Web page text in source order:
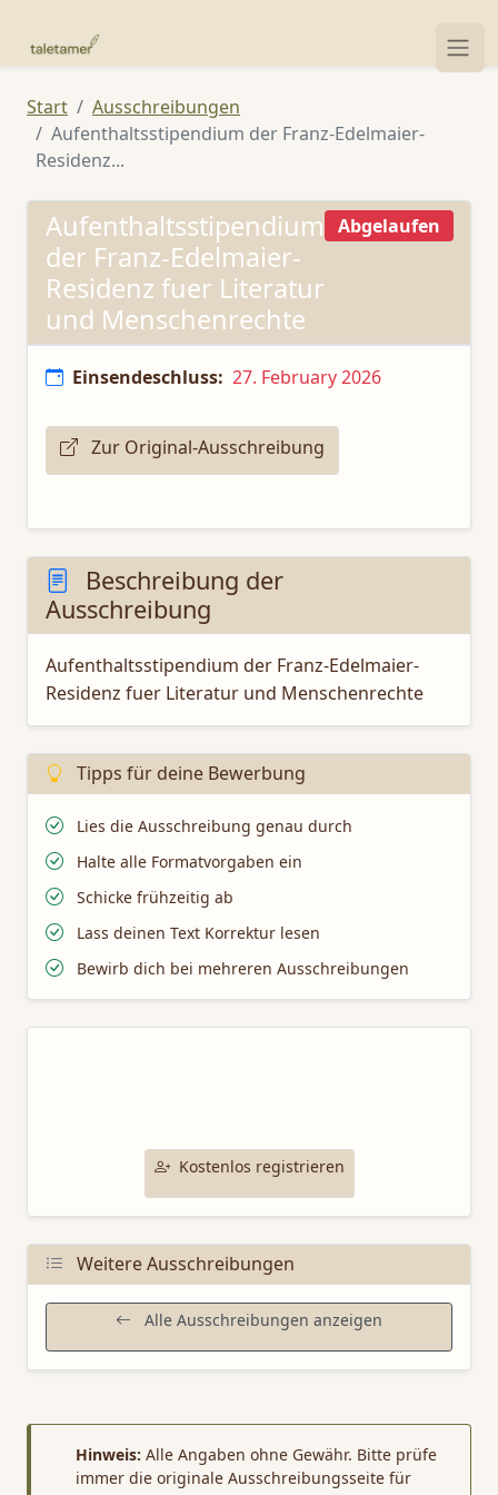
Start
Ausschreibungen
Aufenthaltsstipendium der Franz-Edelmaier-
Residenz...
Aufenthaltsstipendium
der Franz-Edelmaier-
Residenz fuer Literatur
und Menschenrechte
Abgelaufen
Einsendeschluss: 27. February 2026
Zur Original-Ausschreibung
Beschreibung der
Ausschreibung
Aufenthaltsstipendium der Franz-Edelmaier-
Residenz fuer Literatur und Menschenrechte
Tipps für deine Bewerbung
Lies die Ausschreibung genau durch
Halte alle Formatvorgaben ein
Schicke frühzeitig ab
Lass deinen Text Korrektur lesen
Bewirb dich bei mehreren Ausschreibungen
Kostenlos registrieren
Weitere Ausschreibungen
Alle Ausschreibungen anzeigen
Hinweis: Alle Angaben ohne Gewähr. Bitte prüfe
immer die originale Ausschreibungsseite für